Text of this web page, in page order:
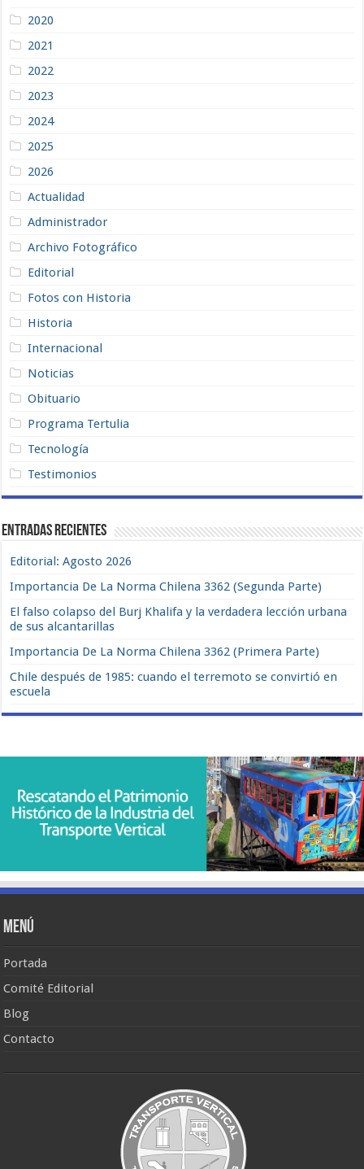
2020
2021
2022
2023
2024
2025
2026
Actualidad
Administrador
Archivo Fotográfico
Editorial
Fotos con Historia
Historia
Internacional
Noticias
Obituario
Programa Tertulia
Tecnología
Testimonios
Entradas recientes
Editorial: Agosto 2026
Importancia De La Norma Chilena 3362 (Segunda Parte)
El falso colapso del Burj Khalifa y la verdadera lección urbana
de sus alcantarillas
Importancia De La Norma Chilena 3362 (Primera Parte)
Chile después de 1985: cuando el terremoto se convirtió en
escuela
Menú
Portada
Comité Editorial
Blog
Contacto